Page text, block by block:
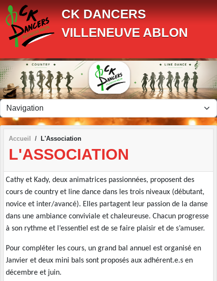
CK DANCERS
VILLENEUVE ABLON
Accueil L'Association
L'ASSOCIATION
Cathy et Kady, deux animatrices passionnées, proposent des
cours de country et line dance dans les trois niveaux (débutant,
novice et inter/avancé). Elles partagent leur passion de la danse
dans une ambiance conviviale et chaleureuse. Chacun progresse
à son rythme et l’essentiel est de se faire plaisir et de s’amuser.
Pour compléter les cours, un grand bal annuel est organisé en
Janvier et deux mini bals sont proposés aux adhérent.e.s en
décembre et juin.
Panneau de gestion des cookies